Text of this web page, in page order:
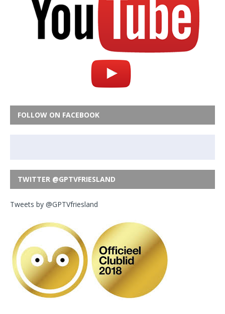
FOLLOW ON FACEBOOK
TWITTER @GPTVFRIESLAND
Tweets by @GPTVfriesland